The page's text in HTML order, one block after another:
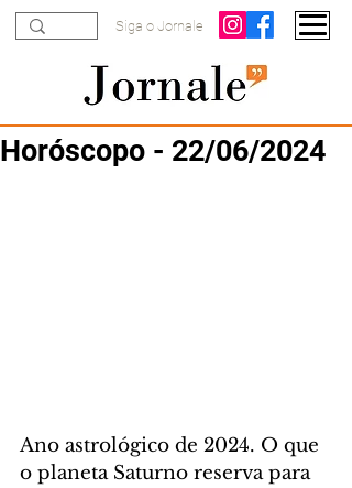
Siga o Jornale
Horóscopo - 22/06/2024
Ano astrológico de 2024. O que
o planeta Saturno reserva para